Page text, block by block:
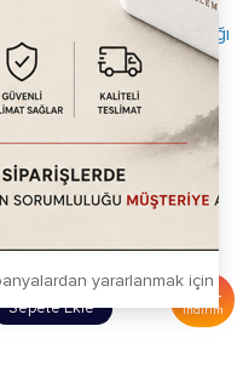
Kivi Krep Kırığı
%34
İndirim
TL
TL
Sepete Ekle
yararlanmak için